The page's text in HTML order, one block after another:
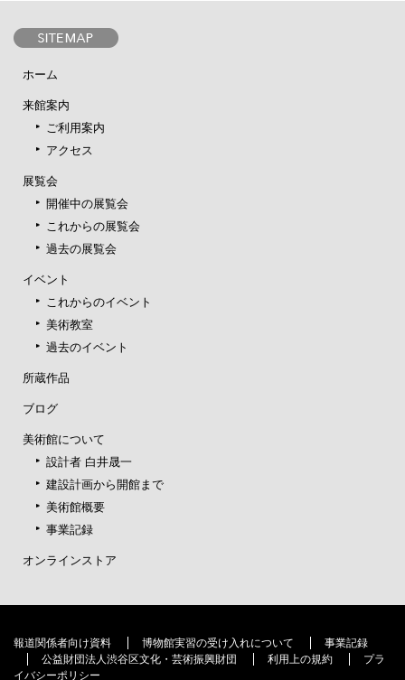
ホーム
来館案内
ご利用案内
アクセス
展覧会
開催中の展覧会
これからの展覧会
過去の展覧会
イベント
これからのイベント
美術教室
過去のイベント
所蔵作品
ブログ
美術館について
設計者 白井晟一
建設計画から開館まで
美術館概要
事業記録
オンラインストア
報道関係者向け資料 博物館実習の受け入れについて
事業記録
公益財団法人渋谷区文化・芸術振興財団
利用上の規約
プラ
イバシーポリシー